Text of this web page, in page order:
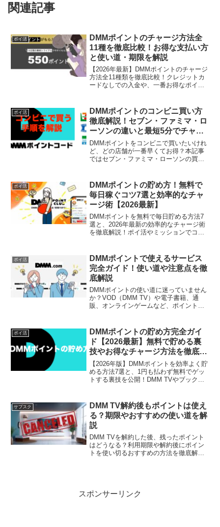
関連記事
ポイ活
DMMポイントのチャージ方法全
11種を徹底比較！お得な支払い方
と使い道・期限を解説
【2026年最新】DMMポイントのチャージ
方法全11種類を徹底比較！クレジットカ
ードなしでの入金や、一番お得なポイン
電子書籍でポイントを賢く使い倒したい
方は必見です。
ポイ活
DMMポイントのコンビニ買い方
徹底解説！セブン・ファミマ・ロ
ーソンの違いと最短5分でチャー
ジする方法
DMMポイントをコンビニで買いたいけれ
ど、どの店舗が一番早くてお得？本記事
ではセブン・ファミマ・ローソンの買い
即チャージできる手順や、無駄なく買え
るバリアブルカードの使い方も解説しま
す。
ポイ活
DMMポイントの貯め方！無料で
毎日稼ぐコツ7選と効率的なチャ
ージ術【2026最新】
DMMポイントを無料で毎日貯める方法7
選と、2026年最新の効率的なチャージ術
を徹底解説！ポイ活やミッションでコツ
で紹介。賢くポイントを管理して、動画
や漫画をお得に楽しみましょう。
ポイ活
DMMポイントで使えるサービス
完全ガイド！使い道や注意点を徹
底解説
DMMポイントの使い道に迷っていません
か？VOD（DMM TV）や電子書籍、通
販、オンラインゲームなど、ポイントが
チャージ時の注意点、お得な貯め方も紹
介します。この記事を読めば、1ポイント
も無駄にせず活用できます。
ポイ活
DMMポイントの貯め方完全ガイ
ド【2026最新】無料で貯める裏
技やお得なチャージ方法を徹底解
説！
【2026年版】DMMポイントを効率よく貯
める方法7選と、1円も払わず無料でゲッ
トする裏技を公開！DMM TVやブックス
方法まで網羅。DMM JCBカードを活用し
た還元率アップ術も必見です。
サブスク
DMM TV解約後もポイントは使え
る？期限やおすすめの使い道を解
説
DMM TVを解約した後、残ったポイント
はどうなる？利用期限や解約後にポイン
トを使い切るおすすめの方法を徹底解
スポンサーリンク